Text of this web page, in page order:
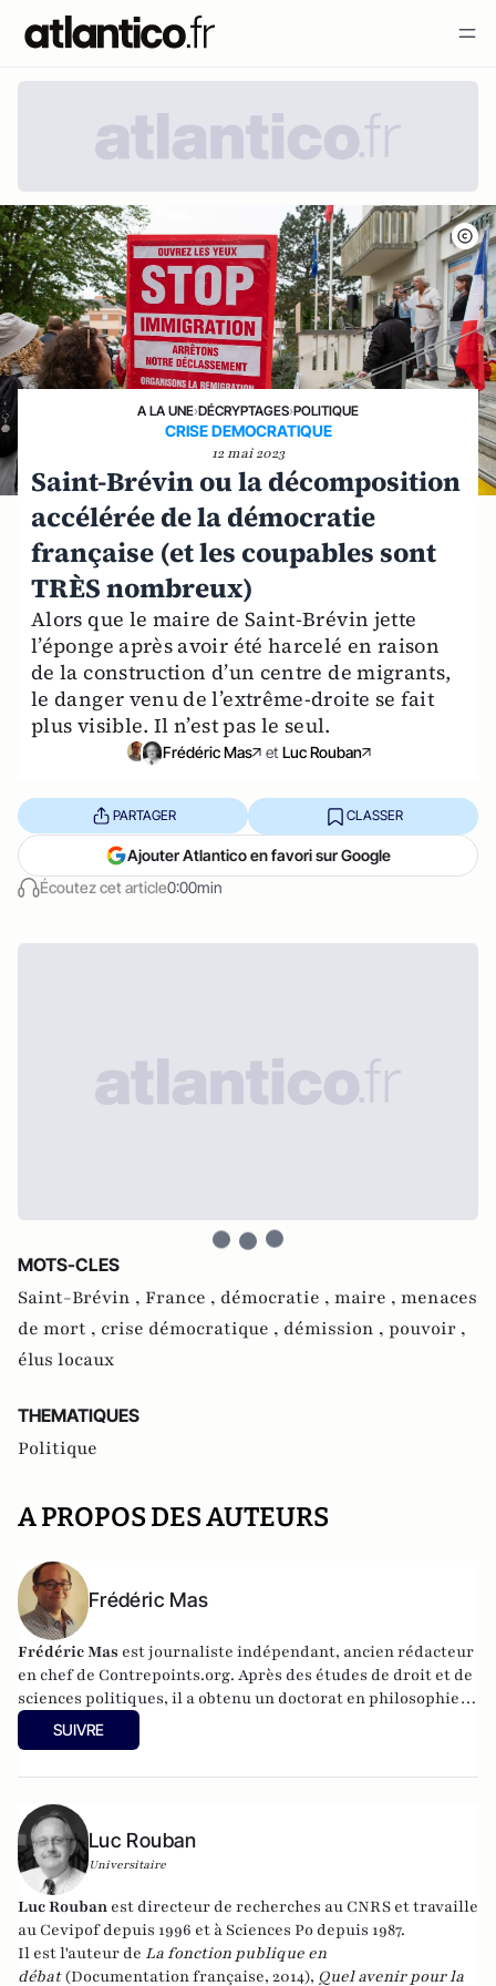
A LA UNE›DÉCRYPTAGES›POLITIQUE
CRISE DEMOCRATIQUE
12 mai 2023
Saint-Brévin ou la décomposition
accélérée de la démocratie
française (et les coupables sont
TRÈS nombreux)
Alors que le maire de Saint-Brévin jette
l’éponge après avoir été harcelé en raison
de la construction d’un centre de migrants,
le danger venu de l’extrême-droite se fait
plus visible. Il n’est pas le seul.
Frédéric Mas et Luc Rouban
Écoutez cet article0:00min
PARTAGER CLASSER
Ajouter Atlantico en favori sur Google
MOTS-CLES
Saint-Brévin , France , démocratie , maire , menaces
de mort , crise démocratique , démission , pouvoir ,
élus locaux
THEMATIQUES
Politique
A PROPOS DES AUTEURS
Frédéric Mas
Frédéric Mas est journaliste indépendant, ancien rédacteur
en chef de Contrepoints.org. Après des études de droit et de
sciences politiques, il a obtenu un doctorat en philosophie
politique (Sorbonne-Universités).
SUIVRE
Luc Rouban
Universitaire
Luc Rouban est directeur de recherches au CNRS et travaille
au Cevipof depuis 1996 et à Sciences Po depuis 1987.
Il est l'auteur de La fonction publique en
débat(Documentation française, 2014), Quel avenir pour la